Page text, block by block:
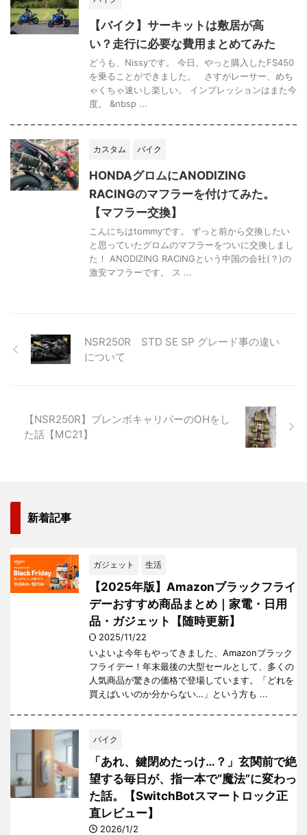
【バイク】サーキットは敷居が高
い？走行に必要な費用まとめてみた
どうも、Nissyです。 今日、やっと購入したFS450
を乗ることができました。 さすがレーサー、めち
ゃくちゃ速いし楽しい。 インプレッションはまた今
度。 &nbsp ...
カスタム バイク
HONDAグロムにANODIZING
RACINGのマフラーを付けてみた。
【マフラー交換】
こんにちはtommyです。 ずっと前から交換したい
と思っていたグロムのマフラーをついに交換しまし
た！ ANODIZING RACINGという中国の会社(？)の
激安マフラーです。 ス ...
NSR250R STD SE SP グレード事の違い
について
【NSR250R】ブレンボキャリパーのOHをし
た話【MC21】
新着記事
ガジェット 生活
【2025年版】Amazonブラックフライ
デーおすすめ商品まとめ｜家電・日用
品・ガジェット【随時更新】
2025/11/22
いよいよ今年もやってきました、Amazonブラック
フライデー！年末最後の大型セールとして、多くの
人気商品が驚きの価格で登場しています。「どれを
買えばいいのか分からない…」という方も ...
バイク
「あれ、鍵閉めたっけ…？」玄関前で絶
望する毎日が、指一本で“魔法”に変わっ
た話。【SwitchBotスマートロック正
直レビュー】
2026/1/2